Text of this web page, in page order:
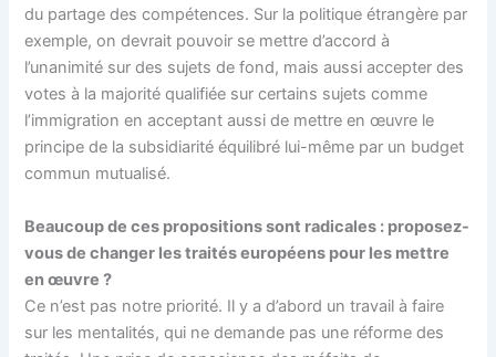
du partage des compétences. Sur la politique étrangère par
exemple, on devrait pouvoir se mettre d’accord à
l’unanimité sur des sujets de fond, mais aussi accepter des
votes à la majorité qualifiée sur certains sujets comme
l’immigration en acceptant aussi de mettre en œuvre le
principe de la subsidiarité équilibré lui-même par un budget
commun mutualisé.
Beaucoup de ces propositions sont radicales : proposez-
vous de changer les traités européens pour les mettre
en œuvre ?
Ce n’est pas notre priorité. Il y a d’abord un travail à faire
sur les mentalités, qui ne demande pas une réforme des